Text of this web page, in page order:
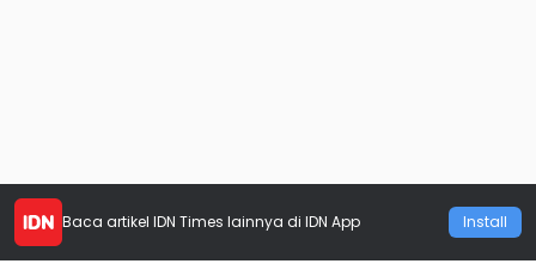
Baca artikel IDN Times lainnya di IDN App Install